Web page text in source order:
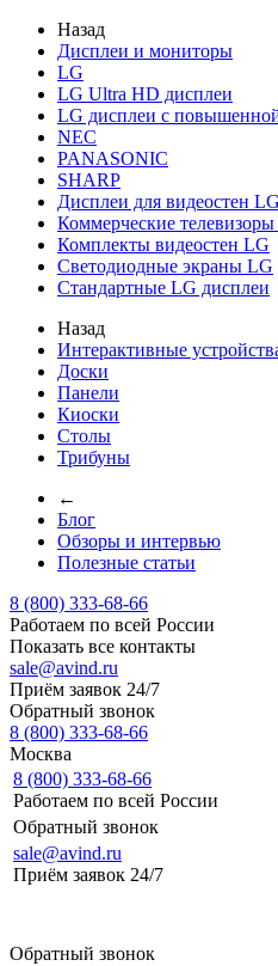
Назад
Дисплеи и мониторы
LG
LG Ultra HD дисплеи
LG дисплеи с
NEC
PANASONIC
SHARP
Дисплеи для видеостен LG
Коммерческие
Комплекты видеостен LG
Светодиодные экраны LG
Стандартные LG дисплеи
Назад
Интерактивные
Доски
Панели
Киоски
Столы
Трибуны
←
Блог
Обзоры и интервью
Полезные статьи
8 (800) 333-68-66
Работаем по всей России
Показать все контакты
sale@avind.ru
Приём заявок 24/7
Обратный звонок
8 (800) 333-68-66
Москва
8 (800) 333-68-66
Работаем по всей России
Обратный звонок
sale@avind.ru
Приём заявок 24/7
Обратный звонок